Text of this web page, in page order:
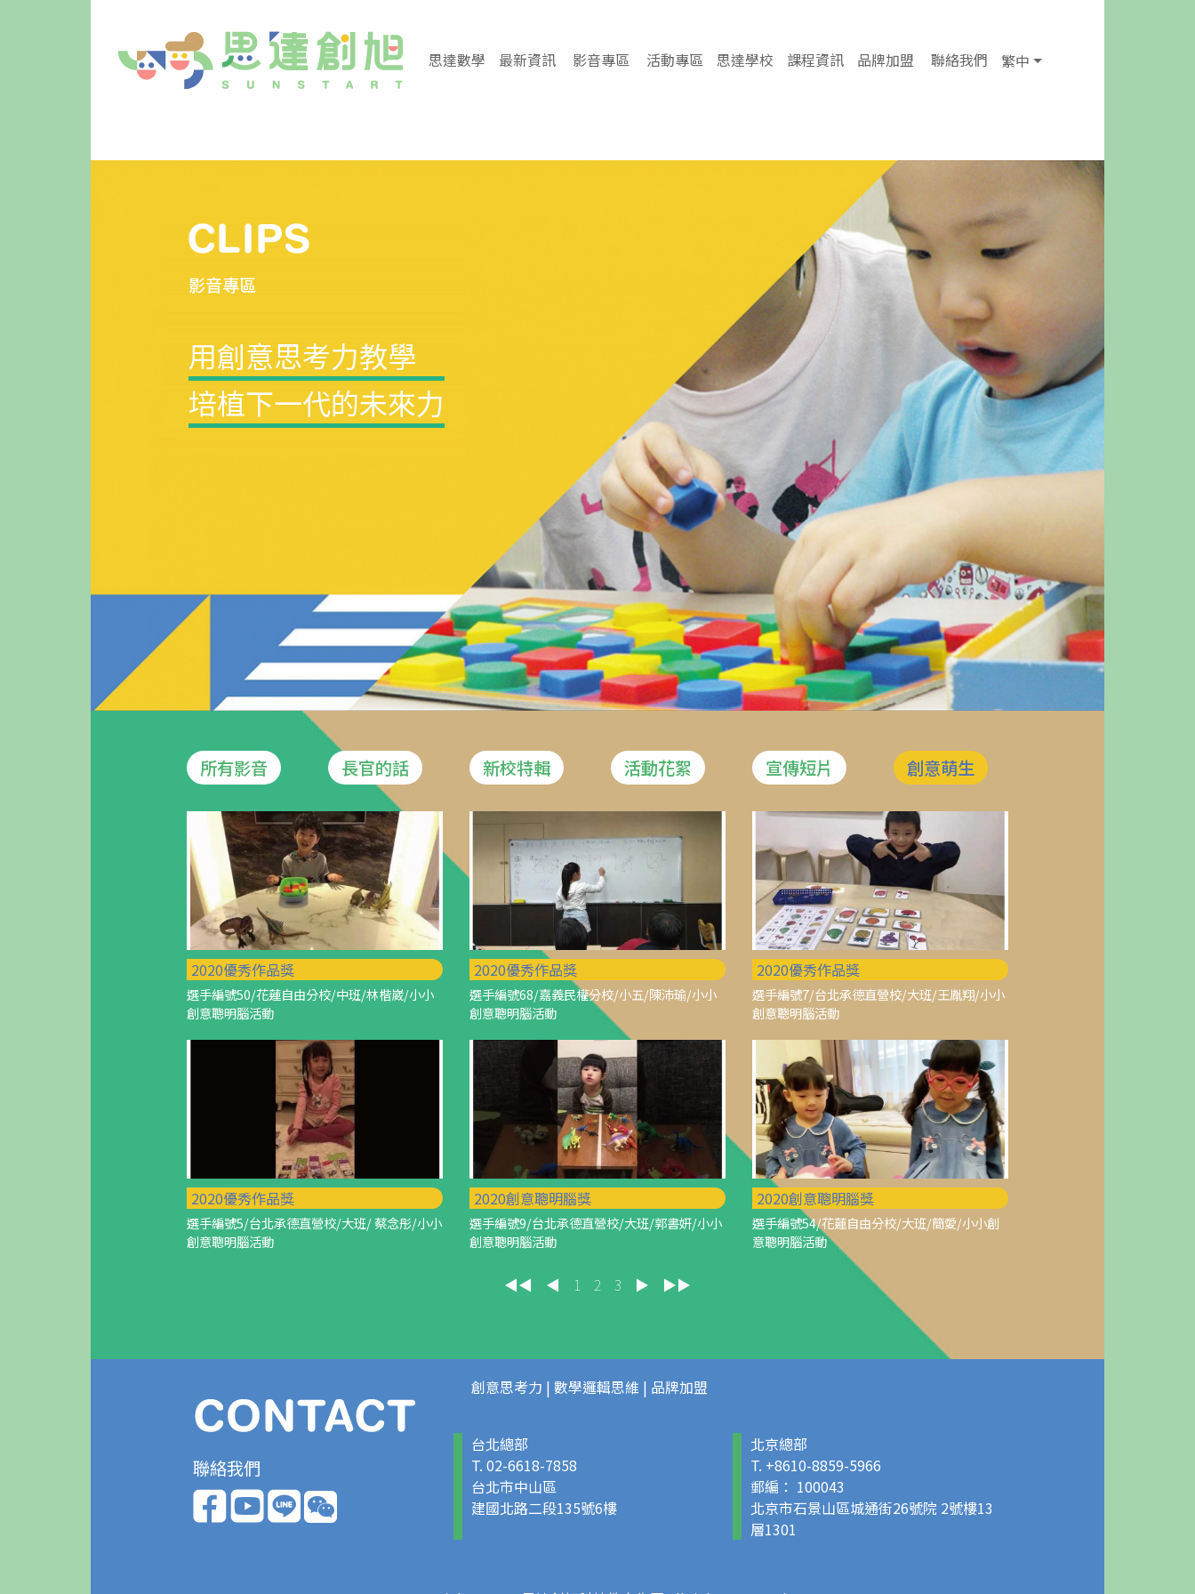
思達數學 最新資訊 影音專區 活動專區 思達學校 課程資訊 品牌加盟 聯絡我們 繁中
影音專區
用創意思考力教學
培植下一代的未來力
所有影音 長官的話 新校特輯 活動花絮 宣傳短片 創意萌生
2020優秀作品獎
選手編號50/花蓮自由分校/中班/林楷崴/小小
創意聰明腦活動
2020優秀作品獎
選手編號68/嘉義民權分校/小五/陳沛瑜/小小
創意聰明腦活動
2020優秀作品獎
選手編號7/台北承德直營校/大班/王胤翔/小小
創意聰明腦活動
2020優秀作品獎
選手編號5/台北承德直營校/大班/ 蔡念彤/小小
創意聰明腦活動
2020創意聰明腦獎
選手編號9/台北承德直營校/大班/郭書妍/小小
創意聰明腦活動
2020創意聰明腦獎
選手編號54/花蓮自由分校/大班/簡愛/小小創
意聰明腦活動
◀◀ ◀ 1 2 3 ▶ ▶▶
聯絡我們
創意思考力 | 數學邏輯思維 | 品牌加盟
台北總部
T. 02-6618-7858
台北市中山區
建國北路二段135號6樓
北京總部
T. +8610-8859-5966
郵編： 100043
北京市石景山區城通街26號院 2號樓13
層1301